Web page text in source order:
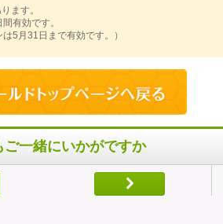
ます。
有効です。
5月31日まで有効です。）
ご一緒にいかがですか